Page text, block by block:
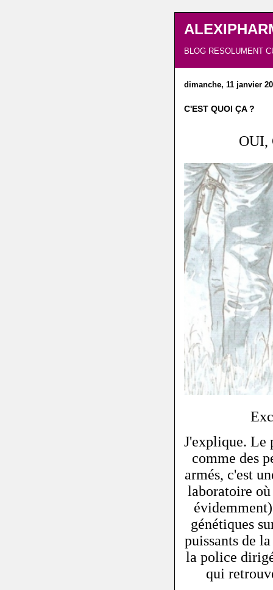
BLOG RESOLUMENT
dimanche, 11 janvier
C'EST QUOI ÇA ?
OUI,
J'explique. Le
comme des
armés, c'est
laboratoire
génétiques
puissants de
la police
qui